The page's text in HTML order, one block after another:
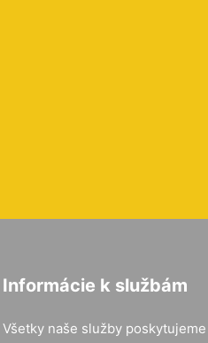
Informácie k službám
Všetky naše služby